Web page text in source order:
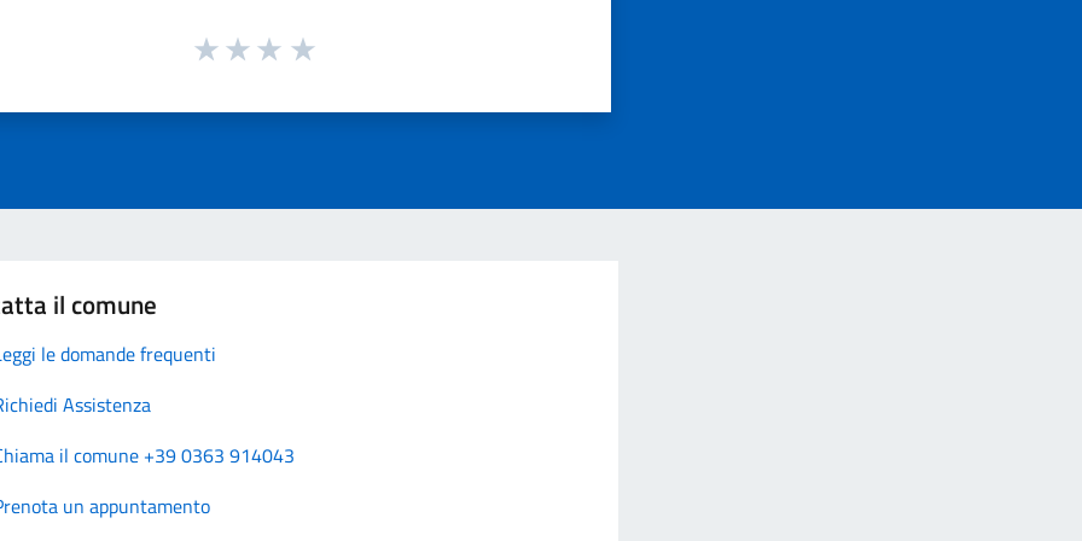
il comune
le domande frequenti
Assistenza
il comune +39 0363 914043
un appuntamento